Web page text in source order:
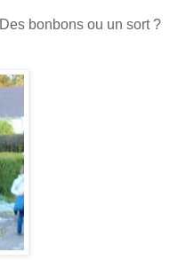
Des bonbons ou un sort ?